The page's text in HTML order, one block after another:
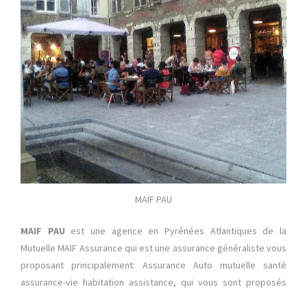
MAIF PAU
MAIF PAU est une agence en Pyrénées Atlantiques de la
Mutuelle MAIF Assurance qui est une assurance généraliste vous
proposant principalement: Assurance Auto mutuelle santé
assurance-vie habitation assistance, qui vous sont proposés